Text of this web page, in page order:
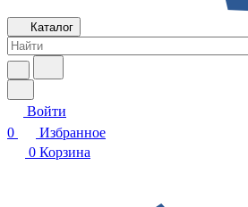
Каталог
Войти
0
Избранное
0 Корзина